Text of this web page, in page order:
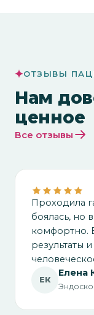
ОТЗЫВЫ
Нам
ценное
Все отзывы
Проходила
боялась, но
комфортно.
результаты
ЕК
Елена